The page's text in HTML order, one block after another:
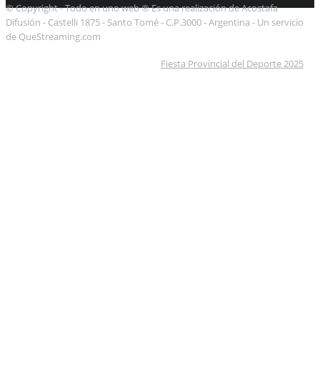
© Copyright - Todo en uno web ® Es una realización de Acostafa
Difusión - Castelli 1875 - Santo Tomé - C.P.3000 - Argentina - Un servicio
de QueStreaming.com
Fiesta Provincial del Deporte 2025